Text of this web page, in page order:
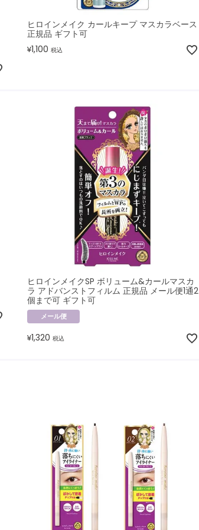
ヒロインメイク カールキープ マスカラベース
正規品 ギフト可
¥1,100 税込
ヒロインメイクSP ボリューム&カールマスカ
ラ アドバンストフィルム 正規品 メール便1通2
個まで可 ギフト可
メール便
¥1,320 税込